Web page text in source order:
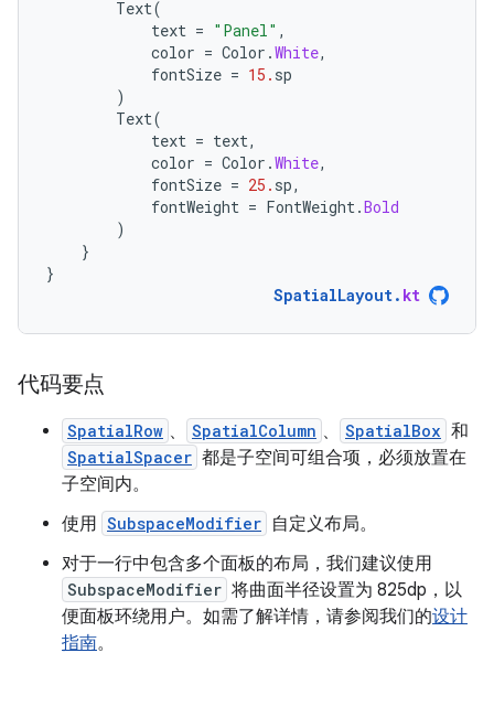
Text(
text = "Panel" ,
color = Color .White,
fontSize = 15. sp
)
Text(
text = text,
color = Color .White,
fontSize = 25. sp,
fontWeight = FontWeight .Bold
)
}
}
SpatialLayout. kt
代码要点
SpatialRow 、 SpatialColumn 、 SpatialBox 和
SpatialSpacer 都是子空间可组合项，必须放置在
子空间内。
使用 SubspaceModifier 自定义布局。
对于一行中包含多个面板的布局，我们建议使用
SubspaceModifier 将曲面半径设置为 825dp，以
便面板环绕用户。如需了解详情，请参阅我们的设计
指南。